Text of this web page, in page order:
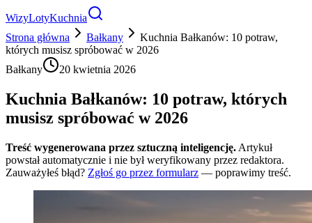
WizyLotyKuchnia
Strona główna
Bałkany
Kuchnia Bałkanów: 10 potraw,
których musisz spróbować w 2026
Bałkany
20 kwietnia 2026
Kuchnia Bałkanów: 10 potraw, których
musisz spróbować w 2026
Treść wygenerowana przez sztuczną inteligencję. Artykuł
powstał automatycznie i nie był weryfikowany przez redaktora.
Zauważyłeś błąd? Zgłoś go przez formularz — poprawimy treść.